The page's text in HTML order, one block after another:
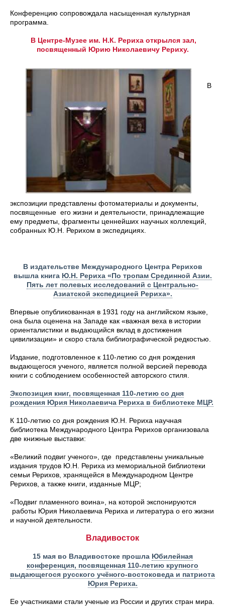
Конференцию сопровождала насыщенная культурная
программа.
В Центре-Музее им. Н.К. Рериха открылся зал,
посвященный Юрию Николаевичу Рериху.
В
экспозиции представлены фотоматериалы и документы,
посвященные его жизни и деятельности, принадлежащие
ему предметы, фрагменты ценнейших научных коллекций,
собранных Ю.Н. Рерихом в экспедициях.
В издательстве Международного Центра Рерихов
вышла книга Ю.Н. Рериха «По тропам Срединной Азии.
Пять лет полевых исследований с Центрально-
Азиатской экспедицией Рериха».
Впервые опубликованная в 1931 году на английском языке,
она была оценена на Западе как «важная веха в истории
ориенталистики и выдающийся вклад в достижения
цивилизации» и скоро стала библиографической редкостью.
Издание, подготовленное к 110-летию со дня рождения
выдающегося ученого, является полной версией перевода
книги с соблюдением особенностей авторского стиля.
Экспозиция книг, посвященная 110-летию со дня
рождения Юрия Николаевича Рериха в библиотеке МЦР.
К 110-летию со дня рождения Ю.Н. Рериха научная
библиотека Международного Центра Рерихов организовала
две книжные выставки:
«Великий подвиг ученого», где представлены уникальные
издания трудов Ю.Н. Рериха из мемориальной библиотеки
семьи Рерихов, хранящейся в Международном Центре
Рерихов, а также книги, изданные МЦР;
«Подвиг пламенного воина», на которой экспонируются
работы Юрия Николаевича Рериха и литература о его жизни
и научной деятельности.
Владивосток
15 мая во Владивостоке прошла Юбилейная
конференция, посвященная 110-летию крупного
выдающегося русского учёного-востоковеда и патриота
Юрия Рериха.
Ее участниками стали ученые из России и других стран мира.